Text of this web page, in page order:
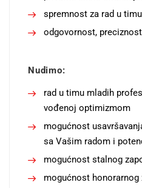
spremnost za rad u
odgovornost,
Nudimo:
rad u timu mladih
vođenoj optimizmom
mogućnost
sa Vašim radom i
mogućnost stalnog
mogućnost honorarnog